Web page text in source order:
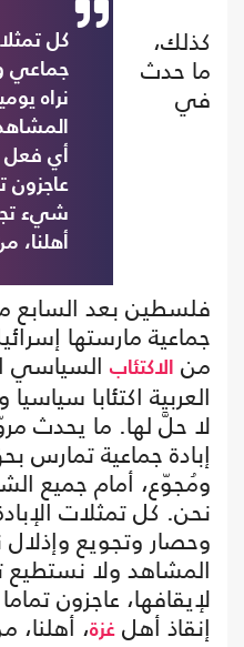
كل
جماعي
نراه
أي فعل
عاجزون
شيء
أهلنا،
كذلك،
ما حدث
في
فلسطين بعد السابع
جماعية مارستها
من الاكتئاب السياسي
العربية اكتئابا
لا حلَّ لها. ما يحدث
إبادة جماعية
ومُجوّع، أمام جميع
نحن. كل تمثلات
وحصار وتجويع
المشاهد ولا
لإيقافها، عاجزون
إنقاذ أهل غزة، أهلنا،